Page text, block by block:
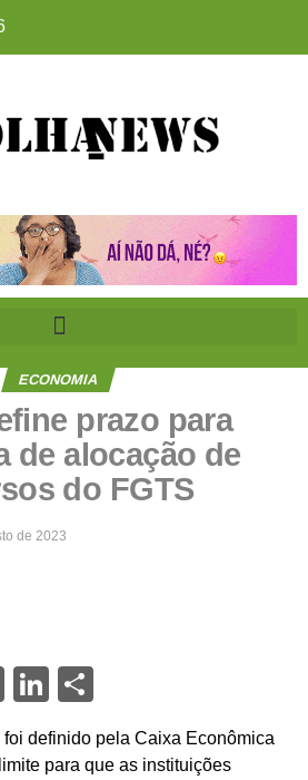
ECONOMIA
prazo para
de alocação de
do FGTS
de 2023
Messenger
LinkedIn
Share
definido pela Caixa Econômica
para que as instituições